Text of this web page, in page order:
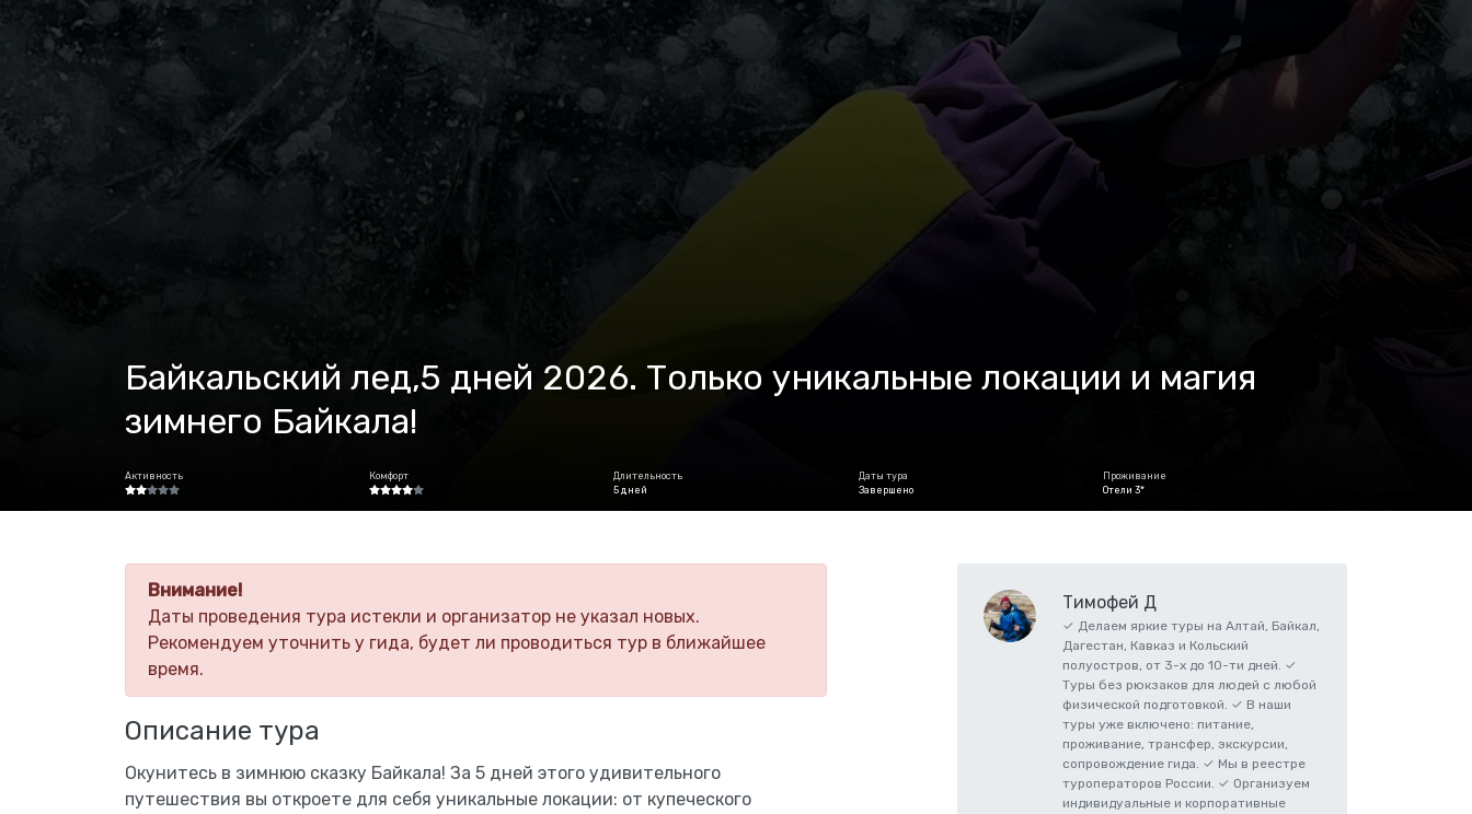
Байкальский лед,5 дней 2026. Только уникальные локации и магия
зимнего Байкала!
Активность Комфорт
Длительность
5 дней
Даты тура
Завершено
Проживание
Отели 3*
Внимание!
Даты проведения тура истекли и организатор не указал новых.
Рекомендуем уточнить у гида, будет ли проводиться тур в ближайшее
время.
Описание тура
Окунитесь в зимнюю сказку Байкала! За 5 дней этого удивительного
путешествия вы откроете для себя уникальные локации: от купеческого
Тимофей Д
✓ Делаем яркие туры на Алтай, Байкал,
Дагестан, Кавказ и Кольский
полуостров, от 3-х до 10-ти дней. ✓
Туры без рюкзаков для людей с любой
физической подготовкой. ✓ В наши
туры уже включено: питание,
проживание, трансфер, экскурсии,
сопровождение гида. ✓ Мы в реестре
туроператоров России. ✓ Организуем
индивидуальные и корпоративные